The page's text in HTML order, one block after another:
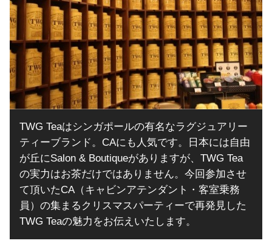
TWG Teaはシンガポールの有名なラグジュアリー
ティーブランド。CAにも人気です。日本には自由
が丘にSalon & Boutiqueがありますが、TWG Tea
の実力はお茶だけではありません。今回参加させ
て頂いたCA（キャビンアテンダント・客室乗務
員）の集まるクリスマスパーティーで再発見した
TWG Teaの魅力をお伝えいたします。